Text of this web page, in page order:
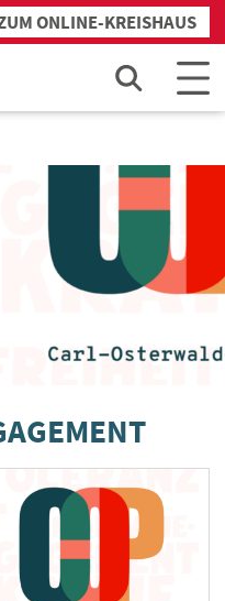
ONLINE-KREISHAUS